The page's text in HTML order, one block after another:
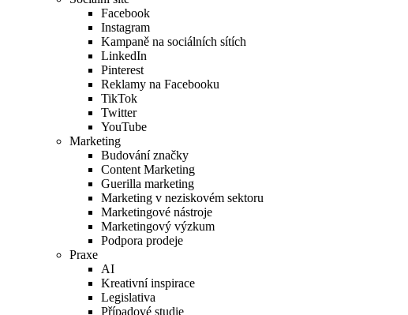
Facebook
Instagram
Kampaně na sociálních sítích
LinkedIn
Pinterest
Reklamy na Facebooku
TikTok
Twitter
YouTube
Marketing
Budování značky
Content Marketing
Guerilla marketing
Marketing v neziskovém sektoru
Marketingové nástroje
Marketingový výzkum
Podpora prodeje
Praxe
AI
Kreativní inspirace
Legislativa
Případové studie